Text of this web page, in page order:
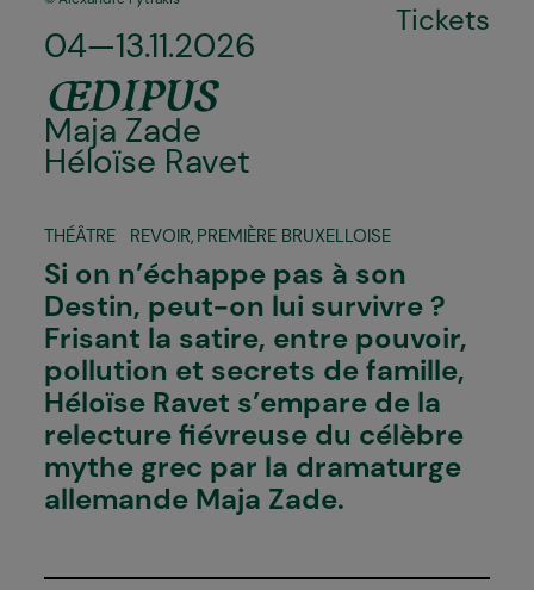
04—13.11.2026
Tickets
ŒDIPUS
Maja Zade
Héloïse Ravet
THÉÂTRE REVOIR, PREMIÈRE BRUXELLOISE
Si on n’échappe pas à son
Destin, peut-on lui survivre ?
Frisant la satire, entre pouvoir,
pollution et secrets de famille,
Héloïse Ravet s’empare de la
relecture fiévreuse du célèbre
mythe grec par la dramaturge
allemande Maja Zade.